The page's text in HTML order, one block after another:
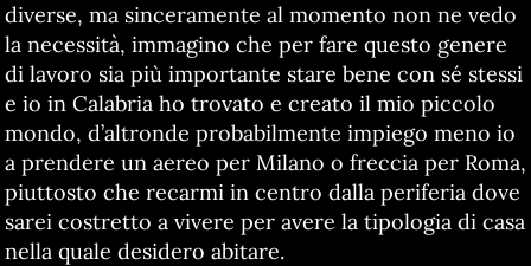
diverse, ma sinceramente al momento non ne vedo
la necessità, immagino che per fare questo genere
di lavoro sia più importante stare bene con sé stessi
e io in Calabria ho trovato e creato il mio piccolo
mondo, d’altronde probabilmente impiego meno io
a prendere un aereo per Milano o freccia per Roma,
piuttosto che recarmi in centro dalla periferia dove
sarei costretto a vivere per avere la tipologia di casa
nella quale desidero abitare.